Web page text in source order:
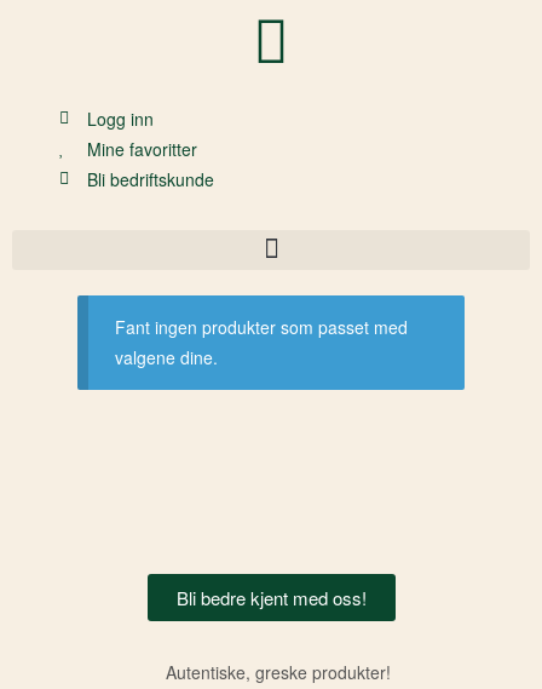
Logg inn
Mine favoritter
Bli bedriftskunde
Fant ingen produkter som passet med
valgene dine.
Bli bedre kjent med oss!
Autentiske, greske produkter!